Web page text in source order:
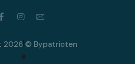
2026 © Bypatrioten